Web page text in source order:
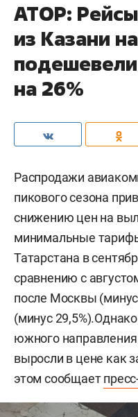
АТОР:
из Казани
на 26%
Распродажи
пикового сезона
снижению цен на
минимальные
Татарстана в
сравнению с
после Москвы (минус
(минус
южного
выросли в цене как
этом сообщает